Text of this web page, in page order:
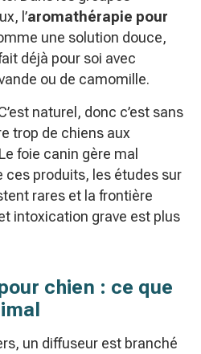
l’aromathérapie pour
une solution douce,
déjà pour soi avec
ou de camomille.
naturel, donc c’est sans
trop de chiens aux
foie canin gère mal
produits, les études sur
rares et la frontière
intoxication grave est plus
chien : ce que
un diffuseur est branché